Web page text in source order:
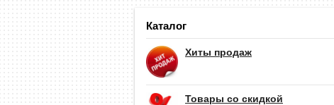
Каталог
Хиты продаж
Товары со скидкой